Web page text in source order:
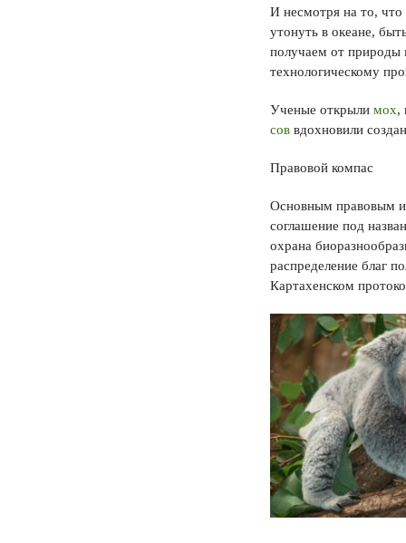
И несмотря на то, что
утонуть в океане,
получаем от природы
технологическому
Ученые открыли мох,
сов вдохновили
Правовой компас
Основным правовым
соглашение под
охрана
распределение благ
Картахенском